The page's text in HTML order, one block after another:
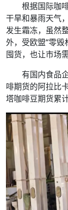
根据国际咖
干旱和暴雨天气
发生霜冻，虽然
外，受欧盟“零
囤货，也让市场
有国内食品
啡期货的阿拉比
塔咖啡豆期货累